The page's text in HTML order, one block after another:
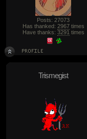
Posts: 27073
Has thanked: 2967times
Have thanks: 3291 times
Trismegist